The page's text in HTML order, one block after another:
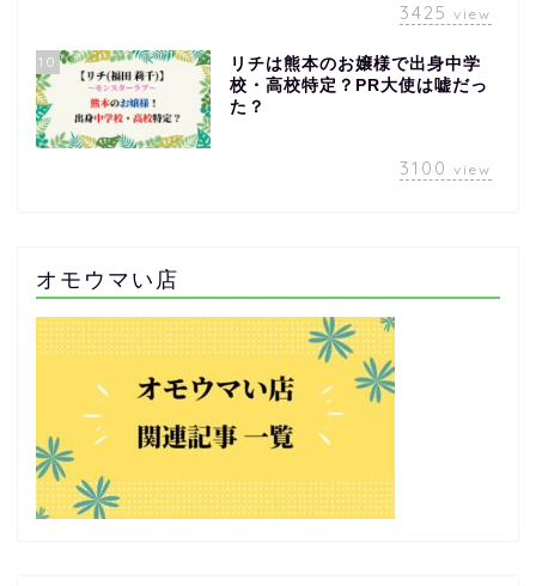
3425 view
10
リチは熊本のお嬢様で出身中学
校・高校特定？PR大使は嘘だっ
た？
3100 view
オモウマい店